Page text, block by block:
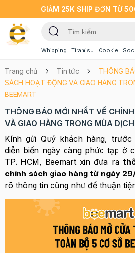
GIẢM 25K SHIP ĐƠN TỪ
Whipping Tiramisu Cookie
Trang chủ Tin tức
THÔNG
SÁCH HOẠT ĐỘNG VÀ GIAO HÀNG
BEEMART
THÔNG BÁO MỚI NHẤT VỀ
VÀ GIAO HÀNG TRONG MÙA
Kính gửi Quý khách hàng,
diễn biến ngày càng phức tạp ở
TP. HCM, Beemart xin đưa ra
chính sách giao hàng từ ngày
rõ thông tin cũng như để thuận